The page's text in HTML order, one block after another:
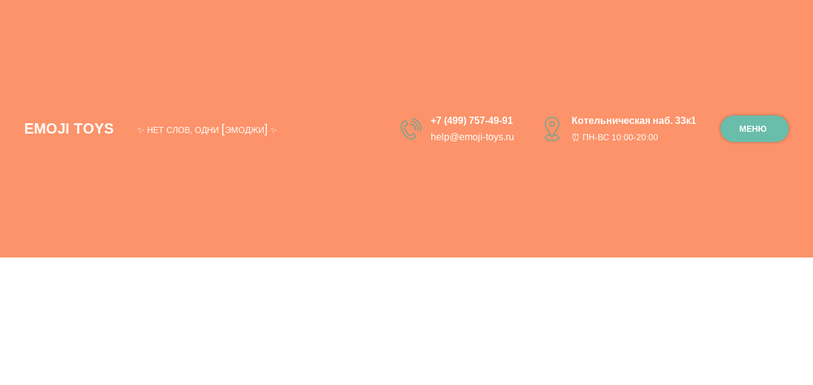
EMOJI TOYS ✨ НЕТ СЛОВ, ОДНИ [ЭМОДЖИ] ✨
+7 (499) 757-49-91
help@emoji-toys.ru
Котельническая наб. 33к1
⏰ ПН-ВС 10:00-20:00
МЕНЮ
1 290 р. 1 890